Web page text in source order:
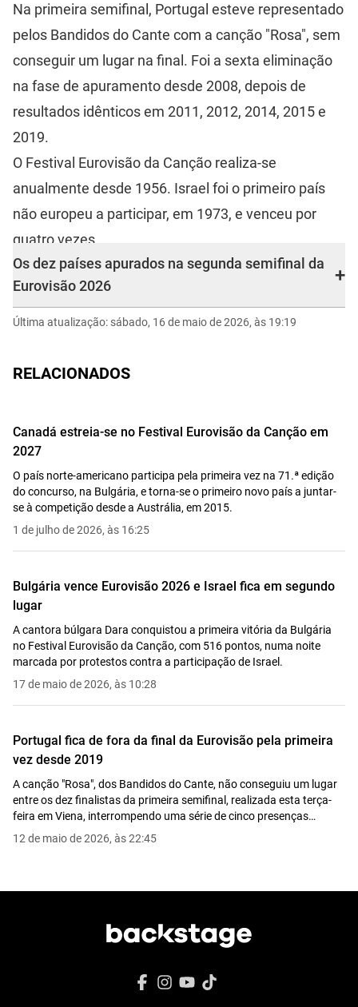
Na primeira semifinal, Portugal esteve representado
pelos Bandidos do Cante com a canção "Rosa", sem
conseguir um lugar na final. Foi a sexta eliminação
na fase de apuramento desde 2008, depois de
resultados idênticos em 2011, 2012, 2014, 2015 e
2019.
O Festival Eurovisão da Canção realiza-se
anualmente desde 1956. Israel foi o primeiro país
não europeu a participar, em 1973, e venceu por
quatro vezes.
Os dez países apurados na segunda semifinal da
Eurovisão 2026
+
Bulgária: Dara - Bangaranga
Noruega: Jonas Lovv - Ya ya ya
Malta: Aidan - Bella
Chipre: Antigoni - Jalla
Albânia: Alis - Nân
Dinamarca: Søren Torpegaard Lund - Før vi går
hjem
República Checa: Daniel Zizka - Crossroads
Última atualização: sábado, 16 de maio de 2026, às 19:19
RELACIONADOS
Canadá estreia-se no Festival Eurovisão da Canção em
2027
O país norte-americano participa pela primeira vez na 71.ª edição
do concurso, na Bulgária, e torna-se o primeiro novo país a juntar-
se à competição desde a Austrália, em 2015.
1 de julho de 2026, às 16:25
Bulgária vence Eurovisão 2026 e Israel fica em segundo
lugar
A cantora búlgara Dara conquistou a primeira vitória da Bulgária
no Festival Eurovisão da Canção, com 516 pontos, numa noite
marcada por protestos contra a participação de Israel.
17 de maio de 2026, às 10:28
Portugal fica de fora da final da Eurovisão pela primeira
vez desde 2019
A canção "Rosa", dos Bandidos do Cante, não conseguiu um lugar
entre os dez finalistas da primeira semifinal, realizada esta terça-
feira em Viena, interrompendo uma série de cinco presenças
consecutivas na final.
12 de maio de 2026, às 22:45